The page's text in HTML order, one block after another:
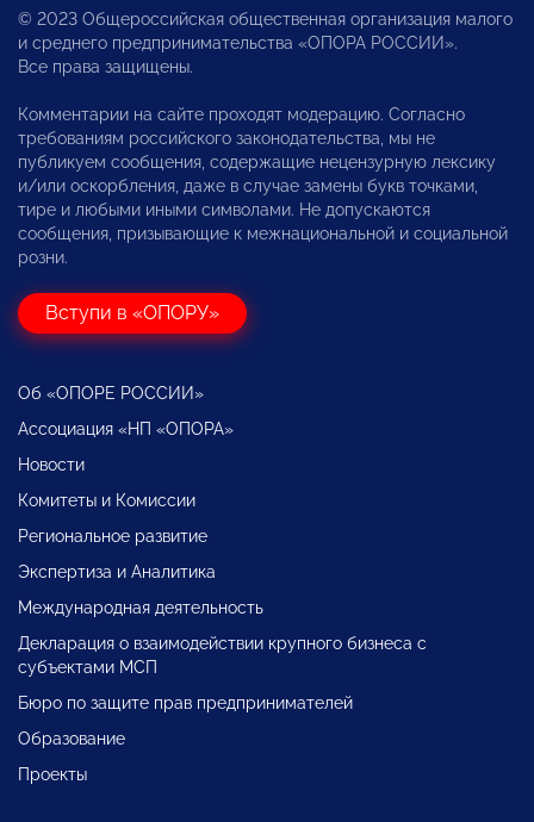
© 2023 Общероссийская общественная организация малого
и среднего предпринимательства «ОПОРА РОССИИ».
Все права защищены.
Комментарии на сайте проходят модерацию. Согласно
требованиям российского законодательства, мы не
публикуем сообщения, содержащие нецензурную лексику
и/или оскорбления, даже в случае замены букв точками,
тире и любыми иными символами. Не допускаются
сообщения, призывающие к межнациональной и социальной
розни.
Вступи в «ОПОРУ»
Об «ОПОРЕ РОССИИ»
Ассоциация «НП «ОПОРА»
Новости
Комитеты и Комиссии
Региональное развитие
Экспертиза и Аналитика
Международная деятельность
Декларация о взаимодействии крупного бизнеса с
субъектами МСП
Бюро по защите прав предпринимателей
Образование
Проекты